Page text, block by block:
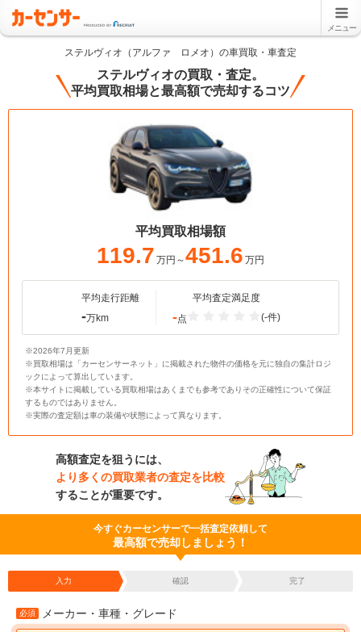
メニュー
ステルヴィオ（アルファ ロメオ）の車買取・車査定
ステルヴィオの買取・査定。
平均買取相場と最高額で売却するコツ
平均買取相場額
119.7 万円～451.6 万円
平均走行距離
-万km
平均査定満足度
-点 (-件)
※2026年7月更新
※買取相場は「カーセンサーネット」に掲載された物件の価格を元に独自の集計ロジ
ックによって算出しています。
※本サイトに掲載している買取相場はあくまでも参考でありその正確性について保証
するものではありません。
※実際の査定額は車の装備や状態によって異なります。
高額査定を狙うには、
より多くの買取業者の査定を比較
することが重要です。
今すぐカーセンサーで一括査定依頼して
最高額で売却しましょう！
入力 確認 完了
必須 メーカー・車種・グレード